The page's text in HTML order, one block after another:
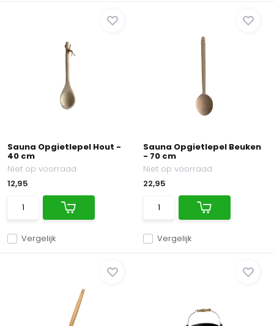
Sauna Opgietlepel Hout -
40 cm
Vergelijk
Niet op voorraad
12,95
Sauna Opgietlepel Beuken
- 70 cm
Vergelijk
Niet op voorraad
22,95